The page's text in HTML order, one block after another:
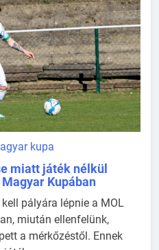
kupa
miatt játék nélkül
Kupában
pályára lépnie a MOL
miután ellenfelünk,
a mérkőzéstől. Ennek